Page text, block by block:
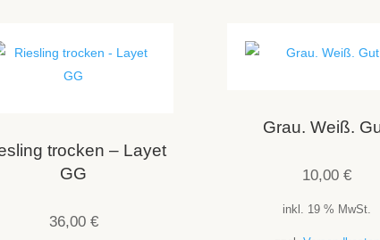
trocken – Layet
GG
36,00 €
Grau. Weiß.
10,00€
inkl. 19 % MwSt.